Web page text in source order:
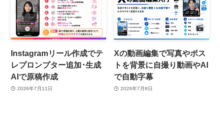
Instagramリール作成でテ
レプロンプター追加･生成
AIで原稿作成
2026年7月11日
Xの動画編集で写真やポス
トを背景に自撮り動画やAI
で自動字幕
2026年7月8日